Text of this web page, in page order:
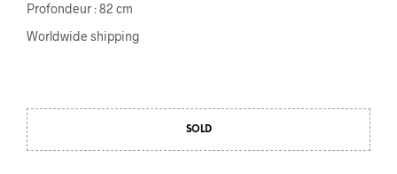
Profondeur : 82 cm
Worldwide shipping
SOLD